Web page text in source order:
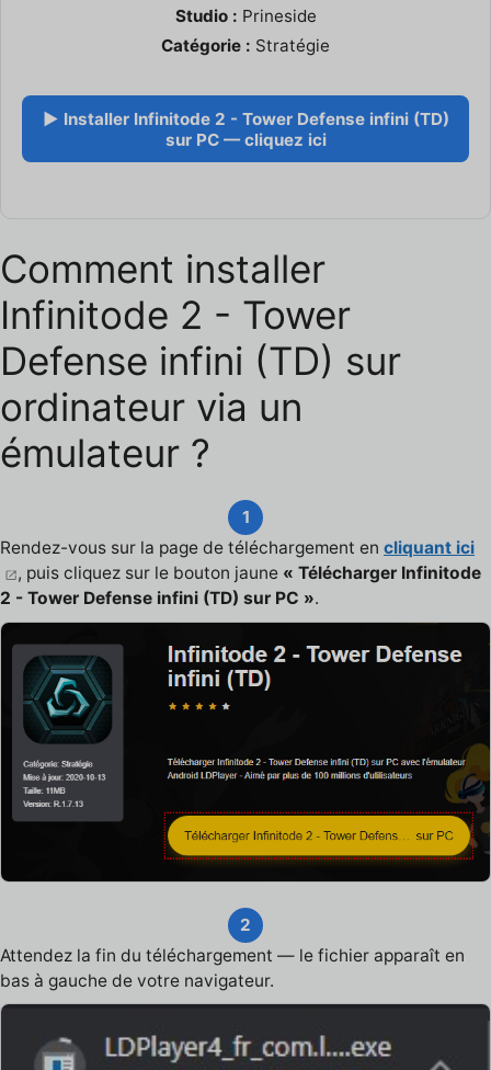
Studio : Prineside
Catégorie : Stratégie
▶ Installer Infinitode 2 - Tower Defense infini (TD)
sur PC — cliquez ici
Comment installer
Infinitode 2 - Tower
Defense infini (TD) sur
ordinateur via un
émulateur ?
1
Rendez-vous sur la page de téléchargement en cliquant ici
, puis cliquez sur le bouton jaune « Télécharger Infinitode
2 - Tower Defense infini (TD) sur PC ».
2
Attendez la fin du téléchargement — le fichier apparaît en
bas à gauche de votre navigateur.